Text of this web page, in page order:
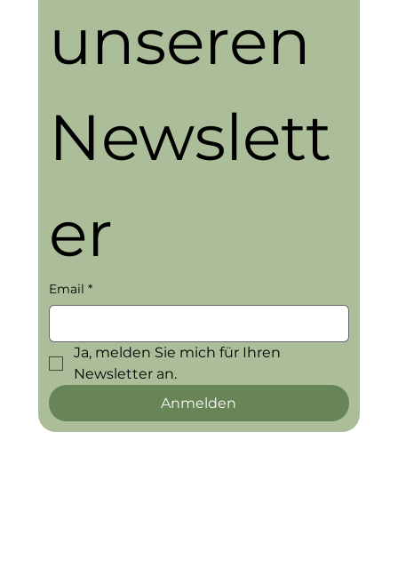
unseren
Newslett
er
Email *
Ja, melden Sie mich für Ihren
Newsletter an.
Anmelden